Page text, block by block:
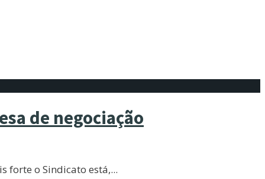
de negociação
forte o Sindicato está,...